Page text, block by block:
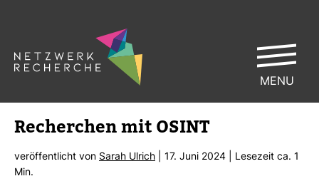
Recher­chen mit OSINT
ver­öf­fent­licht von Sarah Ulrich | 17. Juni 2024 | Lese­zeit ca. 1
Min.
MENU